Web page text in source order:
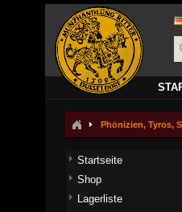
Phönizien, Tyros,
Startseite
Shop
Lagerliste